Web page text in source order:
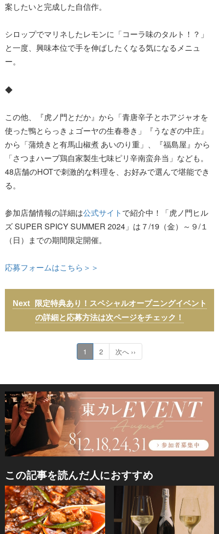
案したいと完成した自信作。
シロップでマリネしたレモンに「コーラ味のタルト！？」
と一度、興味本位で手を伸ばしたくなる気になるメニュ
ー。
◆
この他、『虎ノ門とだか』から「青唐辛子とホアジャオを
使った鴨とらっきょゴーヤの生春巻き」『うなぎの中庄』
から「蒲焼きと有馬山椒煮 あいのり重」、『福島屋』から
「さつまハーブ鶏自家製生七味ピリ辛南蛮弁当」なども。
48店舗のHOTで刺激的な料理を、お好みで選んで堪能でき
る。
参加店舗情報の詳細は公式サイト で紹介中！「虎ノ門ヒル
ズ SUPER SPICY SUMMER 2024」は７/19（金）～９/１
（日）までの期間限定開催。
応募フォームはこちら＞＞
限定特典あり！スペシャルオープニングイベント
の詳細と応募方法は次ページをチェック！
1 2 次へ ››
この記事を読んだ人におすすめ